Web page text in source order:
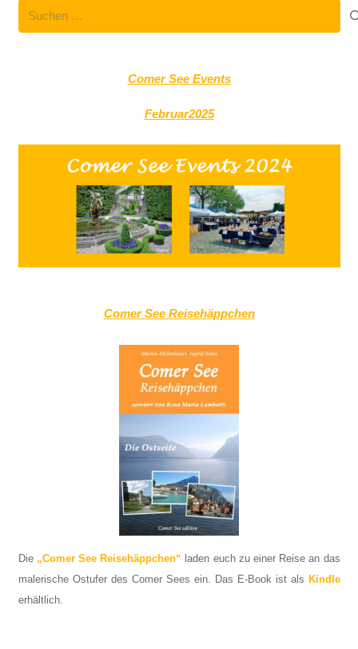
Suchen
nach:
Comer See Events
Februar2025
Comer See Reisehäppchen
Die „Comer See Reisehäppchen“ laden euch zu einer Reise an das
malerische Ostufer des Comer Sees ein. Das E-Book ist als Kindle
erhältlich.